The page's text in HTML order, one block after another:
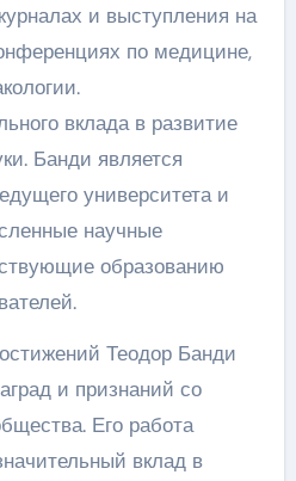
и выступления на
по медицине,
вклада в развитие
Банди является
университета и
научные
образованию
Теодор Банди
и признаний со
Его работа
вклад в